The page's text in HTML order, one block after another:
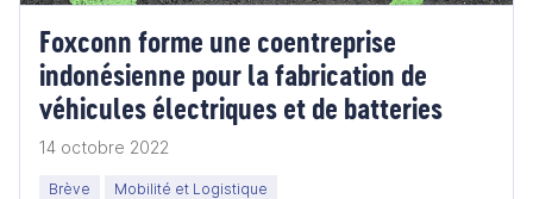
Foxconn forme une coentreprise
indonésienne pour la fabrication de
véhicules électriques et de batteries
14 octobre 2022
Brève Mobilité et Logistique